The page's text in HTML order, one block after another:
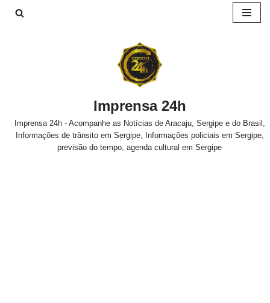
Imprensa 24h
Imprensa 24h - Acompanhe as Notícias de Aracaju, Sergipe e do Brasil,
Informações de trânsito em Sergipe, Informações policiais em Sergipe,
previsão do tempo, agenda cultural em Sergipe